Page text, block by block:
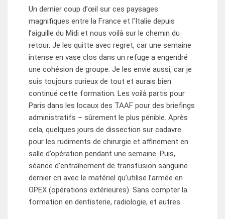
Un dernier coup d’œil sur ces paysages
magnifiques entre la France et l’Italie depuis
l’aiguille du Midi et nous voilà sur le chemin du
retour. Je les quitte avec regret, car une semaine
intense en vase clos dans un refuge a engendré
une cohésion de groupe. Je les envie aussi, car je
suis toujours curieux de tout et aurais bien
continué cette formation. Les voilà partis pour
Paris dans les locaux des TAAF pour des briefings
administratifs – sûrement le plus pénible. Après
cela, quelques jours de dissection sur cadavre
pour les rudiments de chirurgie et affinement en
salle d’opération pendant une semaine. Puis,
séance d’entraînement de transfusion sanguine
dernier cri avec le matériel qu’utilise l’armée en
OPEX (opérations extérieures). Sans compter la
formation en dentisterie, radiologie, et autres.